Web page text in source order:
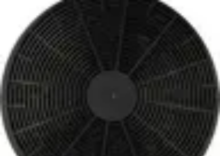
Poissons Frais
Guide d'achatAchat et Sélection
Conseils
d'AchatRecettes
Poissons Frais